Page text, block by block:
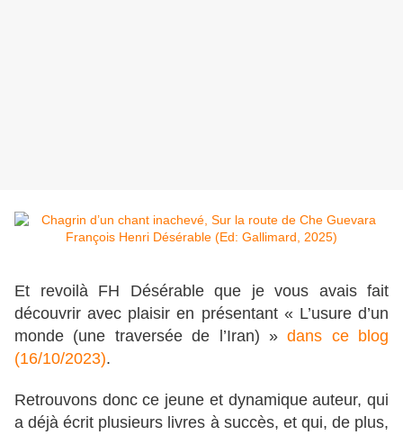
Et revoilà FH Désérable que je vous avais fait
découvrir avec plaisir en présentant « L’usure d’un
monde (une traversée de l’Iran) »dans ce blog
(16/10/2023).
Retrouvons donc ce jeune et dynamique auteur, qui
a déjà écrit plusieurs livres à succès, et qui, de plus,